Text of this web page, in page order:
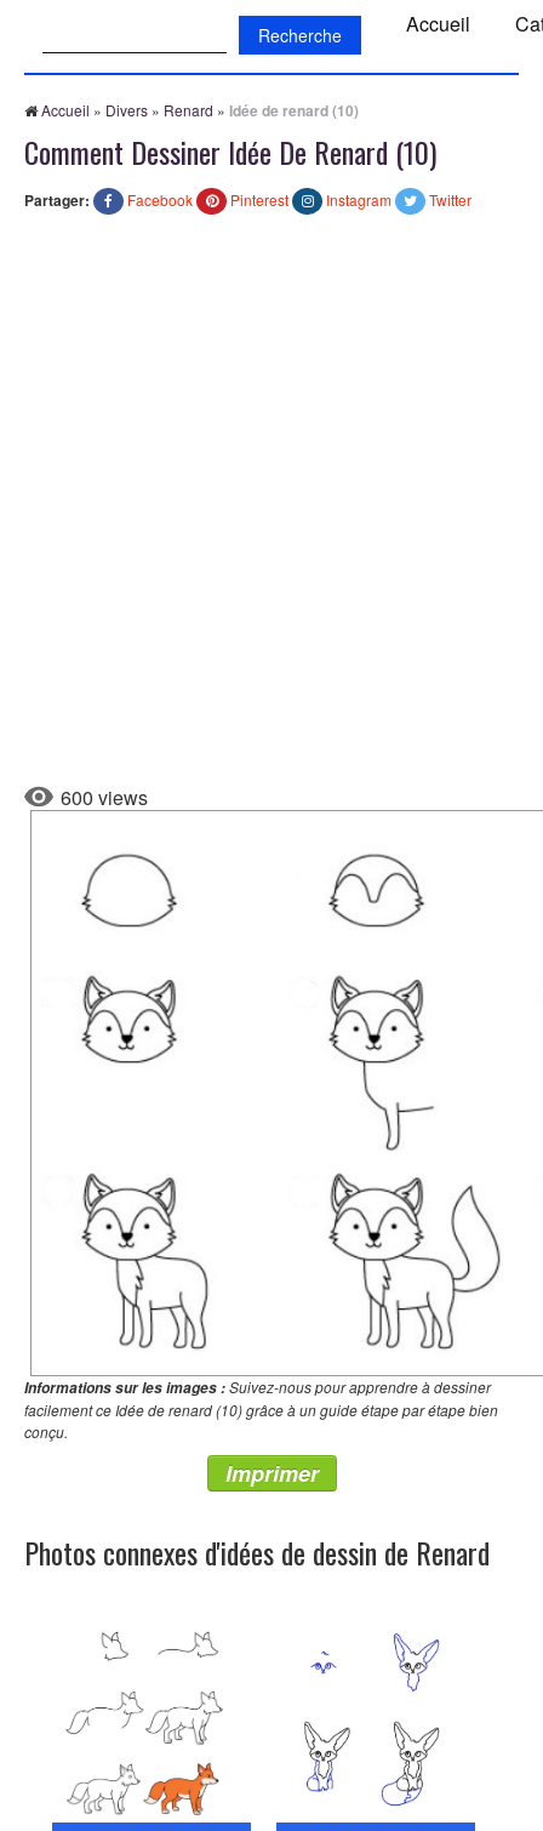
Accueil
Accueil » Divers » Renard » Idée de renard (10)
Comment Dessiner Idée De Renard (10)
Partager: Facebook Pinterest Instagram Twitter
600 views
Informations sur les images :Suivez-nous pour apprendre à dessiner
facilement ce Idée de renard (10) grâce à un guide étape par étape bien
conçu.
Imprimer
Photos connexes d'idées de dessin de Renard